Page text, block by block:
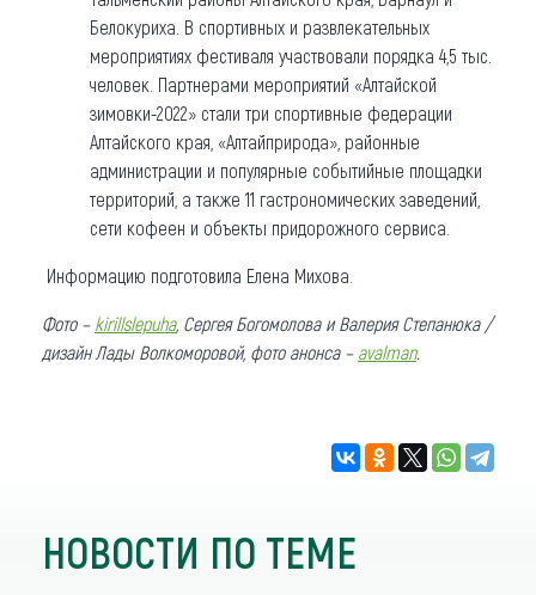
Белокуриха. В спортивных и развлекательных
мероприятиях фестиваля участвовали порядка 4,5 тыс.
человек. Партнерами мероприятий «Алтайской
зимовки-2022» стали три спортивные федерации
Алтайского края, «Алтайприрода», районные
администрации и популярные событийные площадки
территорий, а также 11 гастрономических заведений,
сети кофеен и объекты придорожного сервиса.
Информацию подготовила Елена Михова.
Фото – kirillslepuha, Сергея Богомолова и Валерия Степанюка /
дизайн Лады Волкоморовой, фото анонса – avalman.
НОВОСТИ ПО ТЕМЕ